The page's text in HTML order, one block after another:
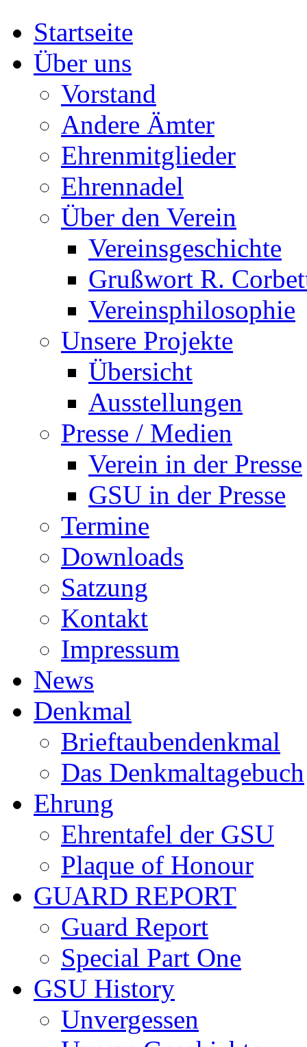
Startseite
Über uns
Vorstand
Andere Ämter
Ehrenmitglieder
Ehrennadel
Über den Verein
Vereinsgeschichte
Grußwort R.
Vereinsphilosophie
Unsere Projekte
Übersicht
Ausstellungen
Presse / Medien
Verein in der Presse
GSU in der Presse
Termine
Downloads
Satzung
Kontakt
Impressum
News
Denkmal
Brieftaubendenkmal
Das Denkmaltagebuch
Ehrung
Ehrentafel der GSU
Plaque of Honour
GUARD REPORT
Guard Report
Special Part One
GSU History
Unvergessen